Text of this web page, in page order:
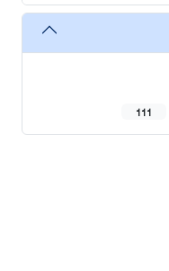
111